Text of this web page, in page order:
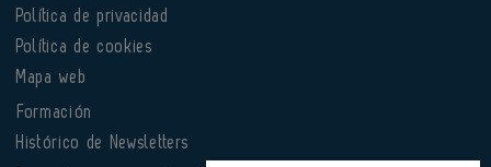
Política de privacidad
Política de cookies
Mapa web
Formación
Histórico de Newsletters